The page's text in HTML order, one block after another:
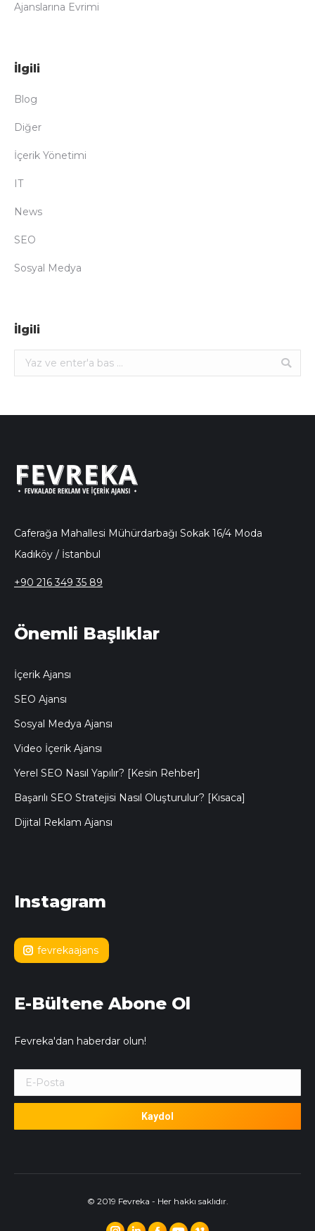
Ajanslarına Evrimi
İlgili
Blog
Diğer
İçerik Yönetimi
IT
News
SEO
Sosyal Medya
İlgili
Ara:
Caferağa Mahallesi Mühürdarbağı Sokak 16/4 Moda
Kadıköy / İstanbul
+90 216 349 35 89
Önemli Başlıklar
İçerik Ajansı
SEO Ajansı
Sosyal Medya Ajansı
Video İçerik Ajansı
Yerel SEO Nasıl Yapılır? [Kesin Rehber]
Başarılı SEO Stratejisi Nasıl Oluşturulur? [Kısaca]
Dijital Reklam Ajansı
Instagram
fevrekaajans
E-Bültene Abone Ol
Fevreka'dan haberdar olun!
© 2019 Fevreka - Her hakkı saklıdır.